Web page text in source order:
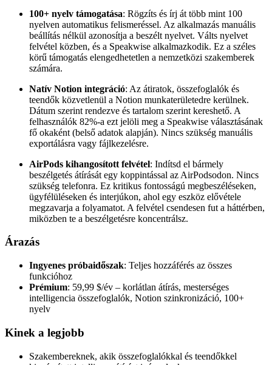
100+ nyelv támogatása: Rögzíts és írj át több mint 100
nyelven automatikus felismeréssel. Az alkalmazás manuális
beállítás nélkül azonosítja a beszélt nyelvet. Válts nyelvet
felvétel közben, és a Speakwise alkalmazkodik. Ez a széles
körű támogatás elengedhetetlen a nemzetközi szakemberek
számára.
Natív Notion integráció: Az átiratok, összefoglalók és
teendők közvetlenül a Notion munkaterületedre kerülnek.
Dátum szerint rendezve és tartalom szerint kereshető. A
felhasználók 82%-a ezt jelöli meg a Speakwise választásának
fő okaként (belső adatok alapján). Nincs szükség manuális
exportálásra vagy fájlkezelésre.
AirPods kihangosított felvétel: Indítsd el bármely
beszélgetés átírását egy koppintással az AirPodsodon. Nincs
szükség telefonra. Ez kritikus fontosságú megbeszéléseken,
ügyfélüléseken és interjúkon, ahol egy eszköz elővétele
megzavarja a folyamatot. A felvétel csendesen fut a háttérben,
miközben te a beszélgetésre koncentrálsz.
Árazás
Ingyenes próbaidőszak: Teljes hozzáférés az összes
funkcióhoz
Prémium: 59,99 $/év – korlátlan átírás, mesterséges
intelligencia összefoglalók, Notion szinkronizáció, 100+
nyelv
Kinek a legjobb
Szakembereknek, akik összefoglalókkal és teendőkkel